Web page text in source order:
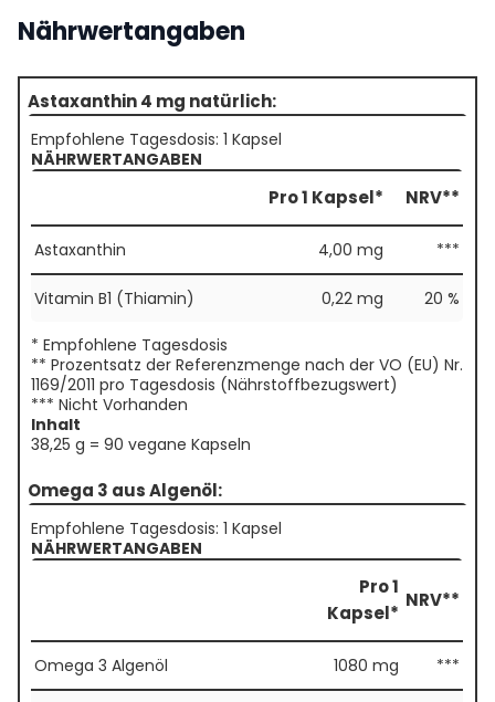
Nährwertangaben
Astaxanthin 4 mg natürlich:
Empfohlene Tagesdosis: 1 Kapsel
NÄHRWERTANGABEN
Pro 1 Kapsel* NRV**
Astaxanthin 4,00 mg ***
Vitamin B1 (Thiamin) 0,22 mg 20 %
* Empfohlene Tagesdosis
** Prozentsatz der Referenzmenge nach der VO (EU) Nr.
1169/2011 pro Tagesdosis (Nährstoffbezugswert)
*** Nicht Vorhanden
Inhalt
38,25 g = 90 vegane Kapseln
Omega 3 aus Algenöl:
Empfohlene Tagesdosis: 1 Kapsel
NÄHRWERTANGABEN
Pro 1
Kapsel*
NRV**
Omega 3 Algenöl 1080 mg ***